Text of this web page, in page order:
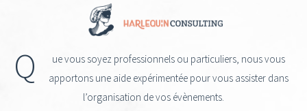
Q
ue vous soyez professionnels ou particuliers, nous vous
apportons une aide expérimentée pour vous assister dans
l’organisation de vos évènements.